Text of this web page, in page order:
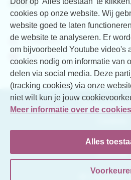
cookies op onze website. Wij
website goed te laten
de website te analyseren. Er
om bijvoorbeeld Youtube video's
cookies nodig om informatie van
delen via social media. Deze
(tracking cookies) via onze
niet wilt kun je jouw
Meer informatie over de cookies
Alles
Social
Facebook
LinkedIn
YouTube
© Copyright
Disclaimer
Sitemap